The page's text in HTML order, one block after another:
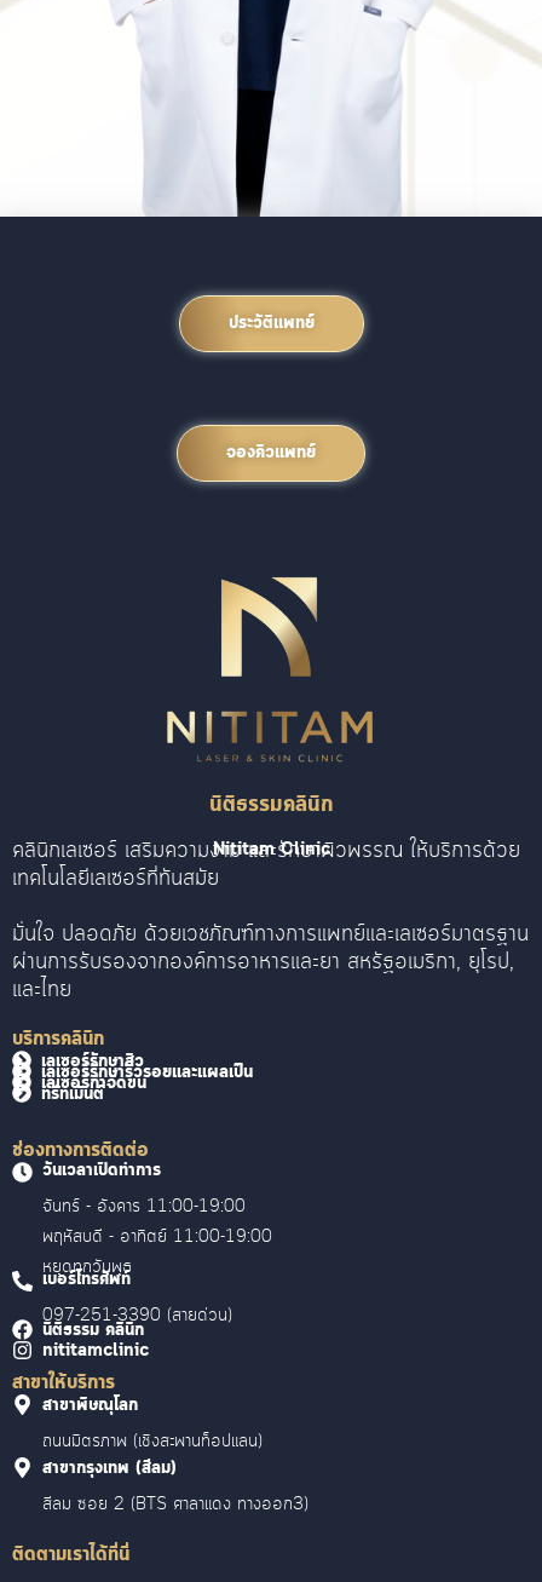
ประวัติแพทย์
จองคิวแพทย์
นิติธรรมคลินิก
Nititam Clinic
คลินิกเลเซอร์ เสริมความงาม และรักษาผิวพรรณ ให้บริการด้วย
เทคโนโลยีเลเซอร์ที่ทันสมัย
มั่นใจ ปลอดภัย ด้วยเวชภัณฑ์ทางการแพทย์และเลเซอร์มาตรฐาน
ผ่านการรับรองจากองค์การอาหารและยา สหรัฐอเมริกา, ยุโรป,
และไทย
บริการคลินิก
เลเซอร์รักษาสิว
เลเซอร์รักษาริ้วรอยและแผลเป็น
เลเซอร์กำจัดขน
ทรีทเม้นต์
ช่องทางการติดต่อ
วันเวลาเปิดทำการ
จันทร์ - อังคาร 11:00-19:00
พฤหัสบดี - อาทิตย์ 11:00-19:00
หยุดทุกวันพุธ
เบอร์โทรศัพท์
097-251-3390 (สายด่วน)
นิติธรรม คลินิก
nititamclinic
สาขาให้บริการ
สาขาพิษณุโลก
ถนนมิตรภาพ (เชิงสะพานท็อปแลน)
สาขากรุงเทพ (สีลม)
สีลม ซอย 2 (BTS ศาลาแดง ทางออก3)
ติดตามเราได้ที่นี่